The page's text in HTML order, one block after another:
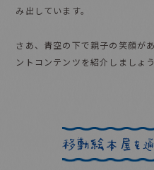
み出しています。
さあ、青空の下で親子の笑顔が
ントコンテンツを紹介しましょう